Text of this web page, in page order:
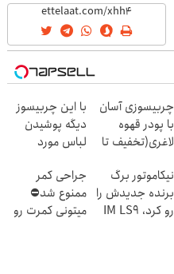
چربیسوزی آسان
با پودر قهوه
لاغری(تخفیف تا
با این چربیسوز
دیگه پوشیدن
لباس مورد
نیکاموتور برگ
برنده جدیدش را
رو کرد، IM LS9
جراحی کمر
ممنوع شد⛔
میتونی کمرت رو